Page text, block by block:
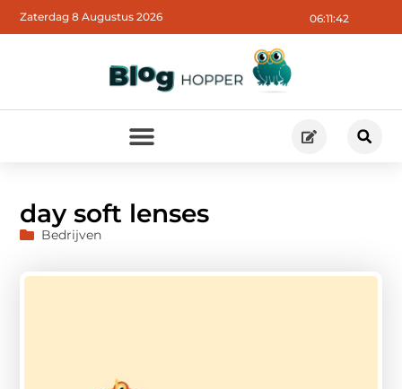
06:11:44
Zaterdag 8 Augustus 2026
day soft lenses
Bedrijven